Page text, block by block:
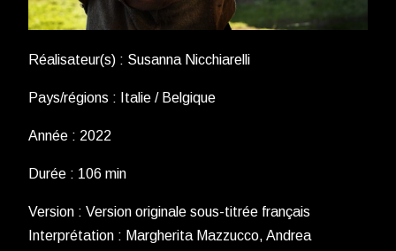
Réalisateur(s) : Susanna Nicchiarelli
Pays/régions : Italie / Belgique
Année : 2022
Durée : 106 min
Version : Version originale sous-titrée français
Interprétation : Margherita Mazzucco, Andrea